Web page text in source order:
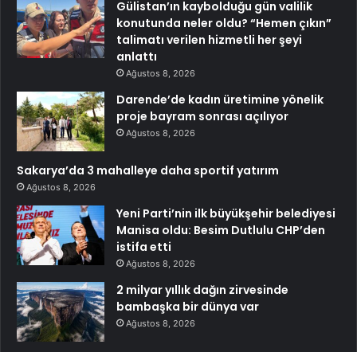
Gülistan’ın kaybolduğu gün valilik
konutunda neler oldu? “Hemen çıkın”
talimatı verilen hizmetli her şeyi
anlattı
Ağustos 8, 2026
Darende’de kadın üretimine yönelik
proje bayram sonrası açılıyor
Ağustos 8, 2026
Sakarya’da 3 mahalleye daha sportif yatırım
Ağustos 8, 2026
Yeni Parti’nin ilk büyükşehir belediyesi
Manisa oldu: Besim Dutlulu CHP’den
istifa etti
Ağustos 8, 2026
2 milyar yıllık dağın zirvesinde
bambaşka bir dünya var
Ağustos 8, 2026